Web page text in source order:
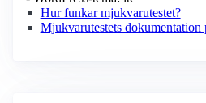
Hur funkar mjukvarutestet?
Mjukvarutestets dokumentation